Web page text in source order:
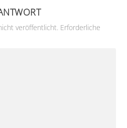
veröffentlicht. Erforderliche